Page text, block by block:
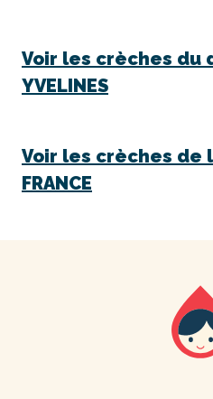
Voir les crèches du
YVELINES
Voir les crèches de
FRANCE